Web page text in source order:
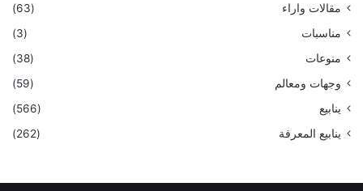
مقالات واراء
(63)
مناسبات
(3)
منوعات
(38)
وجهات ومعالم
(59)
ينابيع
(566)
ينابيع المعرفة
(262)